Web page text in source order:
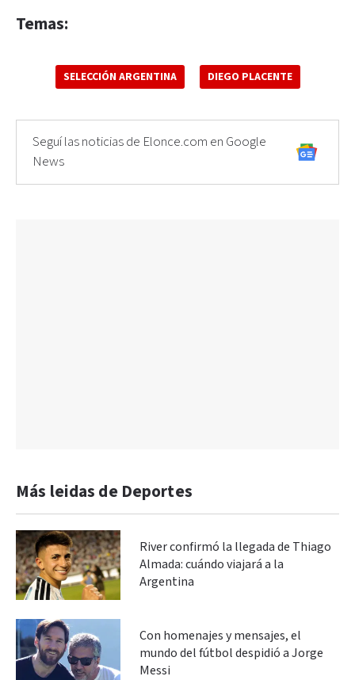
Temas:
SELECCIÓN ARGENTINA DIEGO PLACENTE
Seguí las noticias de Elonce.com en Google
News
Más leidas de Deportes
River confirmó la llegada de Thiago
Almada: cuándo viajará a la
Argentina
Con homenajes y mensajes, el
mundo del fútbol despidió a Jorge
Messi